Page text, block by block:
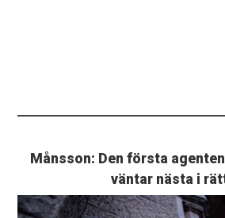
Månsson: Den första
väntar nästa i